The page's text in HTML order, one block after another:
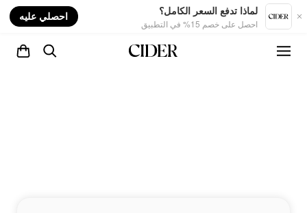
لماذا تدفع السعر الكامل؟
احصل على خصم 15% في التطبيق
احصلي عليه